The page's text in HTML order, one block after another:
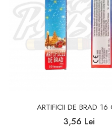
ARTIFICII DE BRAD 16
3,56 Lei